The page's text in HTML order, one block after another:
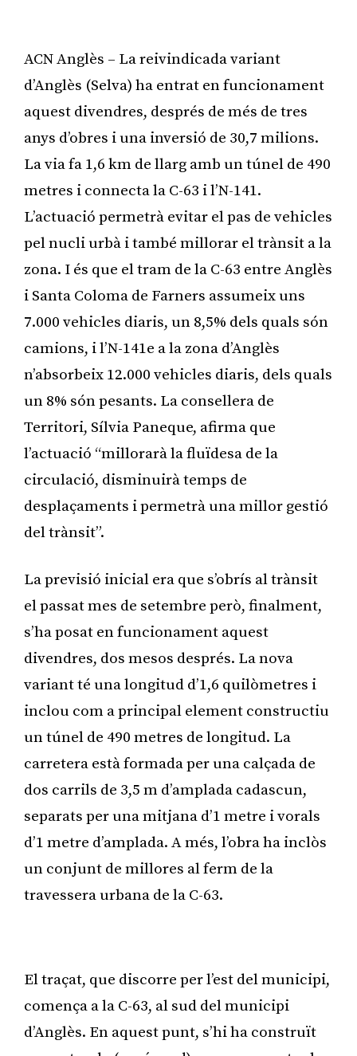
ACN Anglès – La reivindicada variant
d’Anglès (Selva) ha entrat en funcionament
aquest divendres, després de més de tres
anys d’obres i una inversió de 30,7 milions.
La via fa 1,6 km de llarg amb un túnel de 490
metres i connecta la C-63 i l’N-141.
L’actuació permetrà evitar el pas de vehicles
pel nucli urbà i també millorar el trànsit a la
zona. I és que el tram de la C-63 entre Anglès
i Santa Coloma de Farners assumeix uns
7.000 vehicles diaris, un 8,5% dels quals són
camions, i l’N-141e a la zona d’Anglès
n’absorbeix 12.000 vehicles diaris, dels quals
un 8% són pesants. La consellera de
Territori, Sílvia Paneque, afirma que
l’actuació “millorarà la fluïdesa de la
circulació, disminuirà temps de
desplaçaments i permetrà una millor gestió
del trànsit”.
La previsió inicial era que s’obrís al trànsit
el passat mes de setembre però, finalment,
s’ha posat en funcionament aquest
divendres, dos mesos després. La nova
variant té una longitud d’1,6 quilòmetres i
inclou com a principal element constructiu
un túnel de 490 metres de longitud. La
carretera està formada per una calçada de
dos carrils de 3,5 m d’amplada cadascun,
separats per una mitjana d’1 metre i vorals
d’1 metre d’amplada. A més, l’obra ha inclòs
un conjunt de millores al ferm de la
travessera urbana de la C-63.
El traçat, que discorre per l’est del municipi,
comença a la C-63, al sud del municipi
d’Anglès. En aquest punt, s’hi ha construït